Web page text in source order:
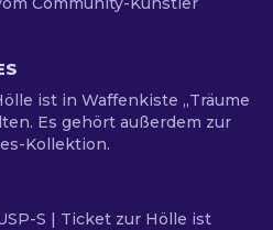
ist in Waffenkiste „Träume
Es gehört außerdem zur
Kollektion.
S | Ticket zur Hölle ist